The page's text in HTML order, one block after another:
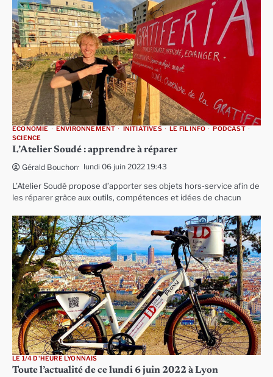
ECONOMIE ENVIRONNEMENT INITIATIVES LE FIL INFO
PODCAST
SCIENCE
L’Atelier Soudé : apprendre à réparer
Gérald Bouchon lundi 06 juin 2022 19:43
L’Atelier Soudé propose d’apporter ses objets hors-service afin de
les réparer grâce aux outils, compétences et idées de chacun
LE 1/4 D'HEURE LYONNAIS
Toute l’actualité de ce lundi 6 juin 2022 à Lyon